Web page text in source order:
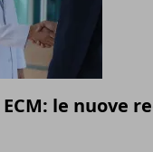
le nuove